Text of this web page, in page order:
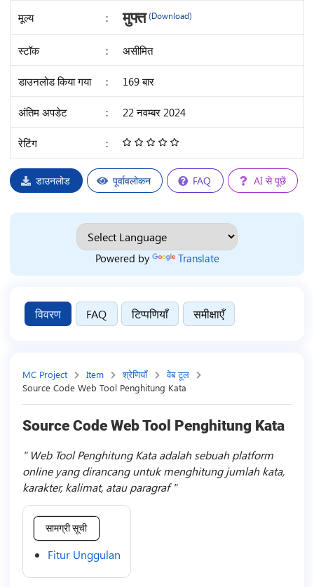
मूल्य :
IDR
मुफ्त (Download)
स्टॉक : असीमित
डाउनलोड किया गया : 169 बार
अंतिम अपडेट : 22 नवम्बर 2024
रेटिंग :
/
5
डाउनलोड पूर्वावलोकन FAQ AI से पूछें
Powered by Translate
विवरण FAQ टिप्पणियाँ समीक्षाएँ
MC Project Item श्रेणियाँ
वेब टूल
Source Code Web Tool Penghitung Kata
Source Code Web Tool Penghitung Kata
Web Tool Penghitung Kata adalah sebuah platform
online yang dirancang untuk menghitung jumlah kata,
karakter, kalimat, atau paragraf
सामग्री सूची
Fitur Unggulan